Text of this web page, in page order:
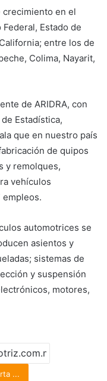
crecimiento en el
Estado de
entre los de
Colima, Nayarit,
de ARIDRA, con
Estadística,
que en nuestro país
de quipos
y remolques,
vehículos
empleos.
automotrices se
asientos y
sistemas de
y suspensión
motores,
...